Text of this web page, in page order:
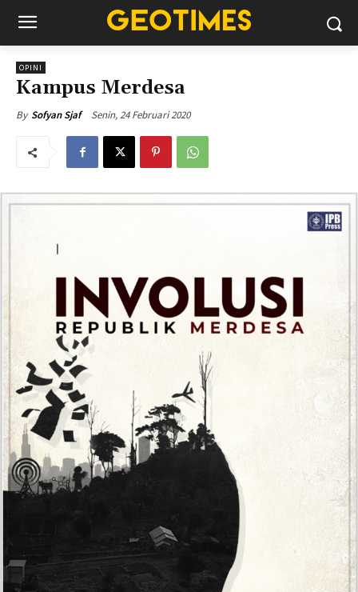
OPINI
Kampus Merdesa
By Sofyan Sjaf Senin, 24 Februari 2020